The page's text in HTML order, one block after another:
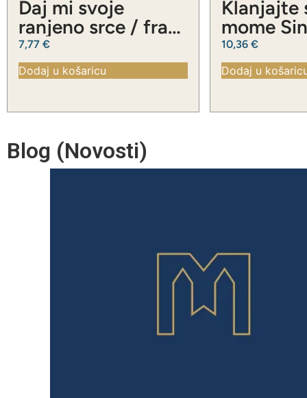
Daj mi svoje
ranjeno srce / fra
Slavko Barbarić
7,77 €
Dodaj u košaricu
Klanjajte
mome
Slavko
10,36 €
Dodaj u
Blog (Novosti)